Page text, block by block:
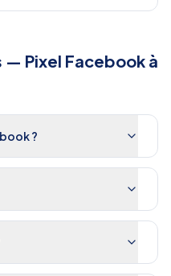
— Pixel Facebook à
?